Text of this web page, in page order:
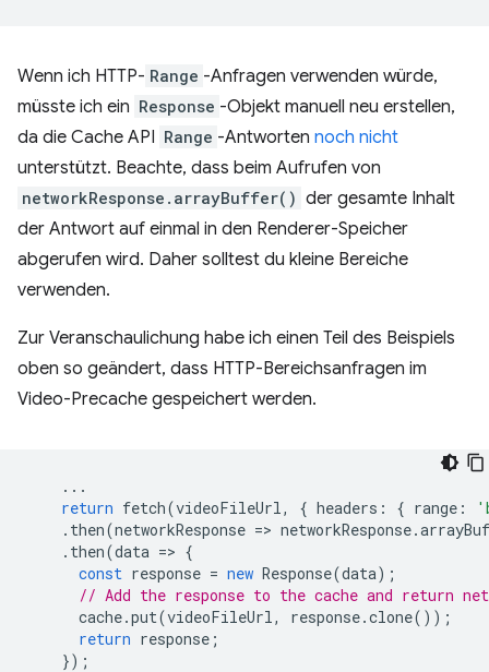
Wenn ich HTTP- Range -Anfragen verwenden würde,
müsste ich ein Response -Objekt manuell neu erstellen,
da die Cache API Range -Antworten noch nicht
unterstützt. Beachte, dass beim Aufrufen von
networkResponse.arrayBuffer() der gesamte Inhalt
der Antwort auf einmal in den Renderer-Speicher
abgerufen wird. Daher solltest du kleine Bereiche
verwenden.
Zur Veranschaulichung habe ich einen Teil des Beispiels
oben so geändert, dass HTTP-Bereichsanfragen im
Video-Precache gespeichert werden.
...
return fetch(videoFileUrl, { headers : { range :
. then(networkResponse => networkResponse.
. then(data => {
const response = new Response(data);
// Add the response to the cache and return
cache.put(videoFileUrl, response.clone());
return response ;
});